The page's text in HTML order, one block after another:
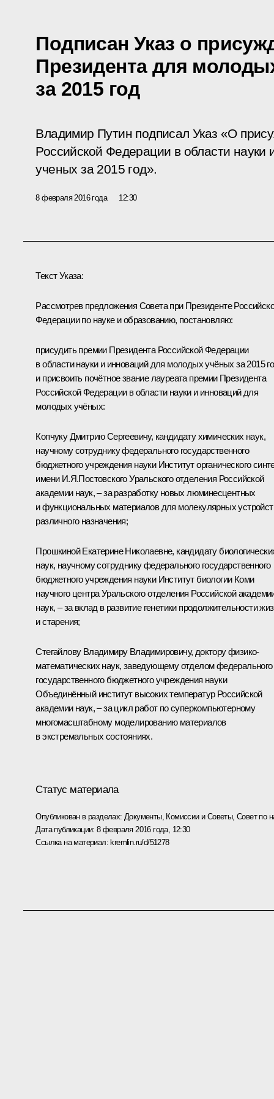
Подписан Указ о
Президента для
за 2015 год
Владимир Путин подписал Указ «О
Российской Федерации в области
ученых за 2015 год».
8 февраля 2016 года 12:30
Текст Указа:
Рассмотрев предложения Совета при Президенте
Федерации по науке и образованию, постановляю:
присудить премии Президента Российской Федерации
в области науки и инноваций для молодых учёных за 2015
и присвоить почётное звание лауреата премии Президента
Российской Федерации в области науки и инноваций для
молодых учёных:
Копчуку Дмитрию Сергеевичу, кандидату химических наук,
научному сотруднику федерального государственного
бюджетного учреждения науки Институт органического
имени И.Я.Постовского Уральского отделения Российской
академии наук, – за разработку новых люминесцентных
и функциональных материалов для молекулярных
различного назначения;
Прошкиной Екатерине Николаевне, кандидату
наук, научному сотруднику федерального государственного
бюджетного учреждения науки Институт биологии Коми
научного центра Уральского отделения Российской
наук, – за вклад в развитие генетики продолжительности
и старения;
Стегайлову Владимиру Владимировичу, доктору физико-
математических наук, заведующему отделом федерального
государственного бюджетного учреждения науки
Объединённый институт высоких температур Российской
академии наук, – за цикл работ по суперкомпьютерному
многомасштабному моделированию материалов
в экстремальных состояниях.
Статус материала
Опубликован в разделах: Документы, Комиссии и Советы,Совет по
Дата публикации:8 февраля 2016 года, 12:30
Ссылка на материал: kremlin.ru/d/51278